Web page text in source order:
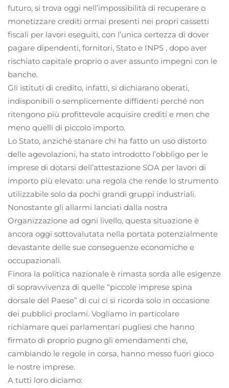
futuro, si trova oggi nell’impossibilità di recuperare o
monetizzare crediti ormai presenti nei propri cassetti
fiscali per lavori eseguiti, con l’unica certezza di dover
pagare dipendenti, fornitori, Stato e INPS , dopo aver
rischiato capitale proprio o aver assunto impegni con le
banche.
Gli istituti di credito, infatti, si dichiarano oberati,
indisponibili o semplicemente diffidenti perché non
ritengono più profittevole acquisire crediti e men che
meno quelli di piccolo importo.
Lo Stato, anziché stanare chi ha fatto un uso distorto
delle agevolazioni, ha stato introdotto l’obbligo per le
imprese di dotarsi dell’attestazione SOA per lavori di
importo più elevato: una regola che rende lo strumento
utilizzabile solo da pochi grandi gruppi industriali.
Nonostante gli allarmi lanciati dalla nostra
Organizzazione ad ogni livello, questa situazione è
ancora oggi sottovalutata nella portata potenzialmente
devastante delle sue conseguenze economiche e
occupazionali.
Finora la politica nazionale è rimasta sorda alle esigenze
di sopravvivenza di quelle “piccole imprese spina
dorsale del Paese” di cui ci si ricorda solo in occasione
dei pubblici proclami. Vogliamo in particolare
richiamare quei parlamentari pugliesi che hanno
firmato di proprio pugno gli emendamenti che,
cambiando le regole in corsa, hanno messo fuori gioco
le nostre imprese.
A tutti loro diciamo: